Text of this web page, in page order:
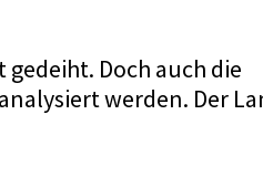
Doch auch die
werden. Der